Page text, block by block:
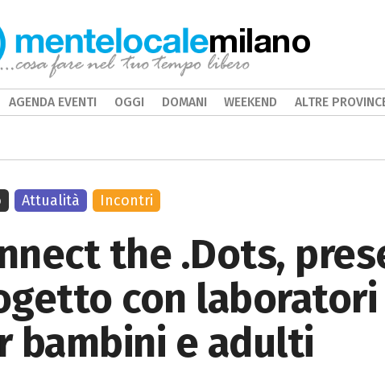
the .Dots,
con
bambini e adulti
Attualità Incontri
milano
AGENDA EVENTI OGGI DOMANI WEEKEND ALTRE